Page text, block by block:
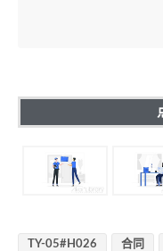
TY-05#H026 合同